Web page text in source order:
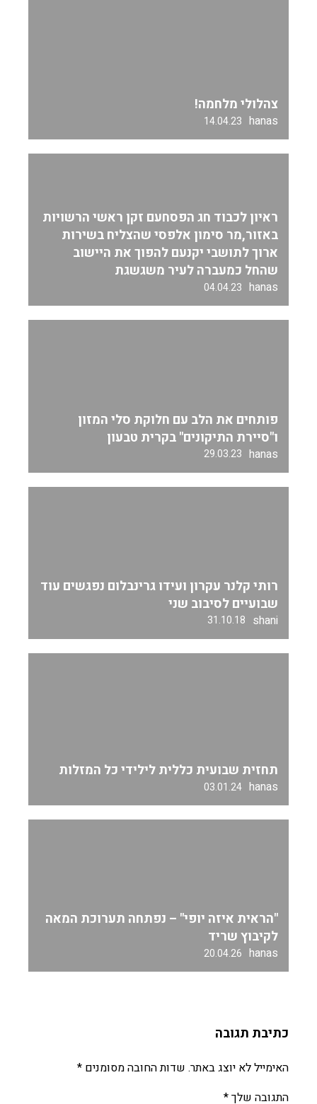
צהלולי מלחמה!
hanas
14.04.23
ראיון לכבוד חג הפסחעם זקן ראשי הרשויות
באזור,מר סימון אלפסי שהצליח בשירות
ארוך לתושבי יקנעם להפוך את היישוב
שהחל כמעברה לעיר משגשגת
hanas
04.04.23
פותחים את הלב עם חלוקת סלי המזון
ו"סיירת התיקונים" בקרית טבעון
hanas
29.03.23
רותי קלנר עקרון ועידו גרינבלום נפגשים עוד
שבועיים לסיבוב שני
shani
31.10.18
תחזית שבועית כללית לילידי כל המזלות
hanas
03.01.24
"הראית איזה יופי" – נפתחה תערוכת המאה
לקיבוץ שריד
hanas
20.04.26
כתיבת תגובה
האימייל לא יוצג באתר. שדות החובה מסומנים *
התגובה שלך*